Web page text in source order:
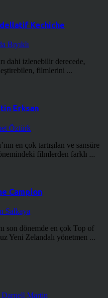
Kechiche
Bıyıklı
dahi izlenebilir derecede,
filmlerini ...
Erksan
Öztürk
en çok tartışılan ve sansüre
filmlerden farklı ...
Campion
Salkaya
son dönemde en çok Top of
Yeni Zelandalı yönetmen ...